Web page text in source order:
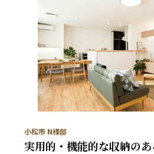
小松市 N様邸
実用的・機能的な収納の